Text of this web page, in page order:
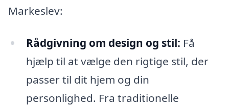
Markeslev:
Rådgivning om design og stil: Få
hjælp til at vælge den rigtige stil, der
passer til dit hjem og din
personlighed. Fra traditionelle